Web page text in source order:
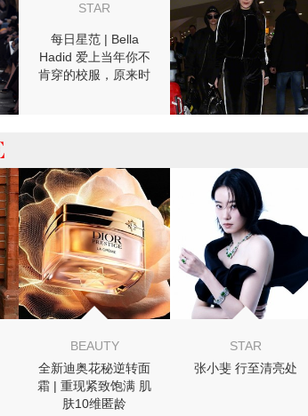
STAR
每日星范 | Bella
Hadid 爱上当年你不
肯穿的校服，原来时
BEAUTY
全新迪奥花秘逆转面
霜 | 重现紧致饱满 肌
肤10维匿龄
STAR
张小斐 行至清亮处